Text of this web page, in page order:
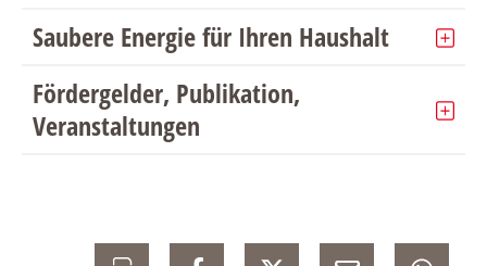
Saubere Energie für Ihren Haushalt
Fördergelder, Publikation,
Veranstaltungen